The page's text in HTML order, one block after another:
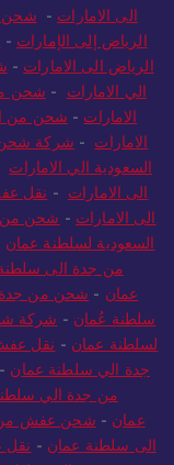
الى الامارات- شركة
الى الامارات - شحن
الرياض إلى الإمارات-
الرياض الى الامارات -
الي الامارات- شحن
الامارات-شحن من
الامارات - شركة شحن
السعودية الي الامارات
الى الامارات- نقل
الى الامارات
-شحن من
السعودية لسلطنة عمان-
من جدة الى
عمان - شحن من جدة
سلطنة عُمان - شركة
لسلطنة عمان-نقل
جدة الي سلطنة عمان
من جدة الي
عمان-شحن عفش من